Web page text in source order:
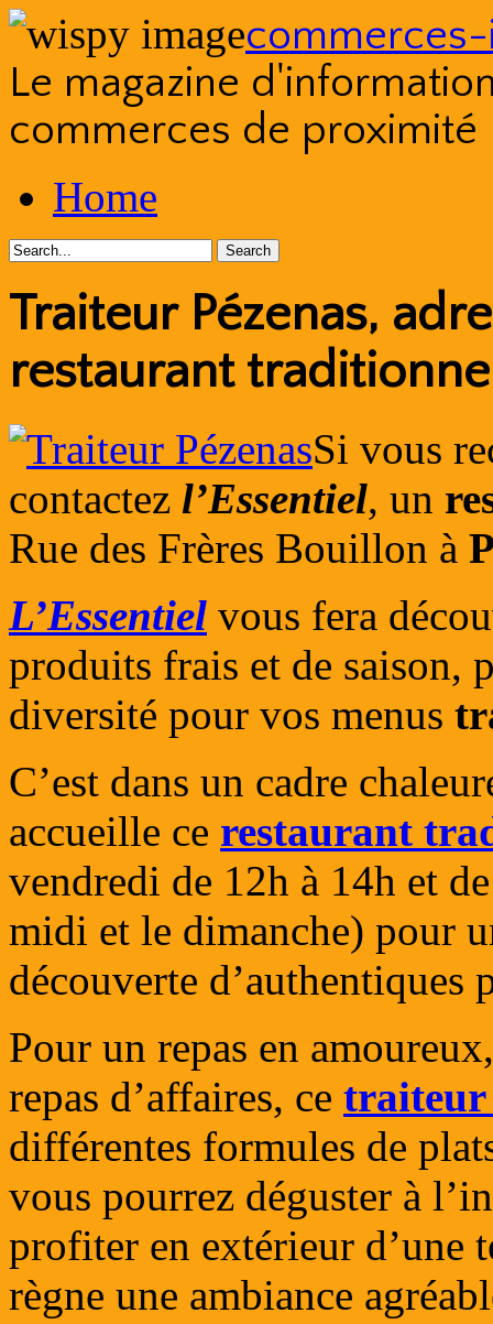
Le magazine
commerces de proximité
to
contentHome
Traiteur Pézenas,
restaurant
Si vous
contactez l’Essentiel, un
Rue des Frères Bouillon à
L’Essentiel vous fera
produits frais et de saison,
diversité pour vos menus
C’est dans un cadre
accueille ce restaurant
vendredi de 12h à 14h et
midi et le dimanche) pour
découverte d’authentiques
Pour un repas en
repas d’affaires, ce traiteur
différentes formules de
vous pourrez déguster à
profiter en extérieur d’une
règne une ambiance